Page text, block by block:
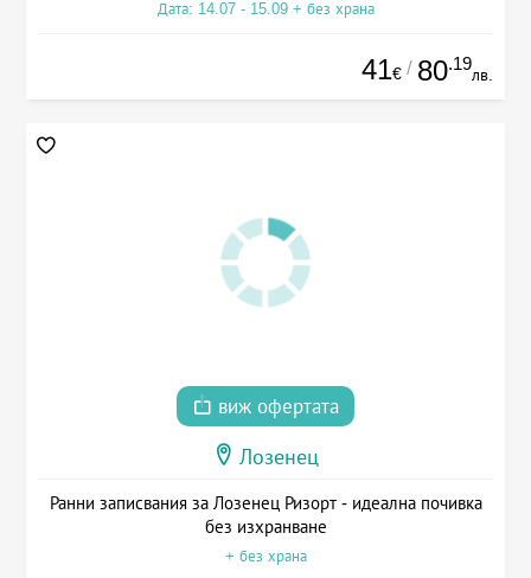
Дата: 14.07 - 15.09 + без храна
41€ / 80.19
лв.
виж офертата
Лозенец
Ранни записвания за Лозенец Ризорт - идеална почивка
без изхранване
+ без храна